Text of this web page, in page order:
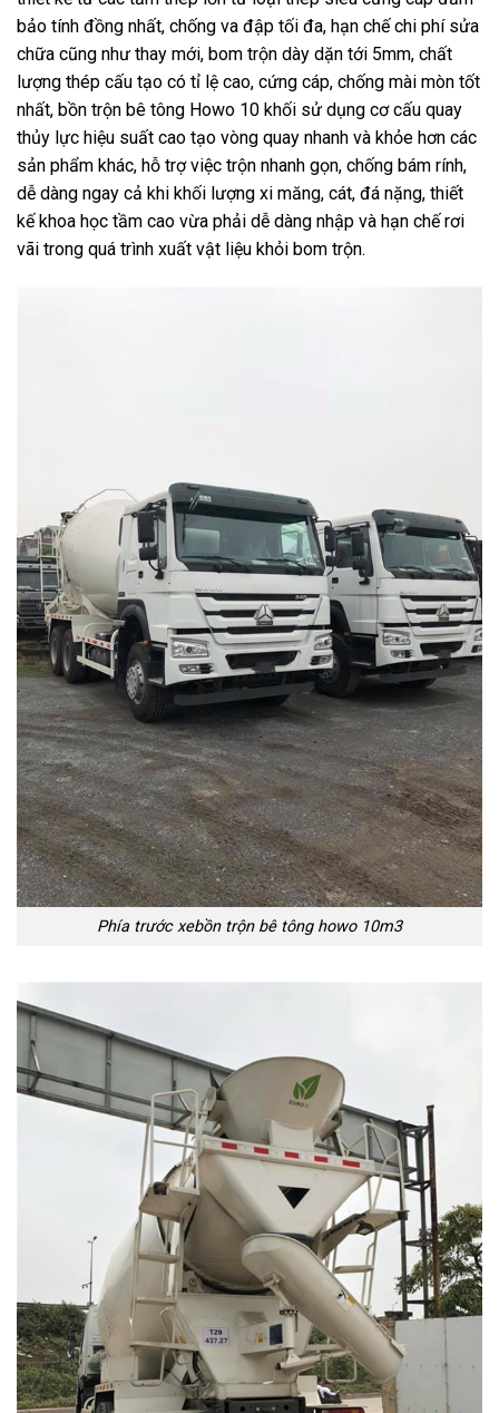
bảo tính đồng nhất, chống va đập tối đa, hạn chế chi phí sửa
chữa cũng như thay mới, bom trộn dày dặn tới 5mm, chất
lượng thép cấu tạo có tỉ lệ cao, cứng cáp, chống mài mòn tốt
nhất, bồn trộn bê tông Howo 10 khối sử dụng cơ cấu quay
thủy lực hiệu suất cao tạo vòng quay nhanh và khỏe hơn các
sản phẩm khác, hỗ trợ việc trộn nhanh gọn, chống bám rính,
dễ dàng ngay cả khi khối lượng xi măng, cát, đá nặng, thiết
kế khoa học tầm cao vừa phải dễ dàng nhập và hạn chế rơi
vãi trong quá trình xuất vật liệu khỏi bom trộn.
Phía trước xebồn trộn bê tông howo 10m3